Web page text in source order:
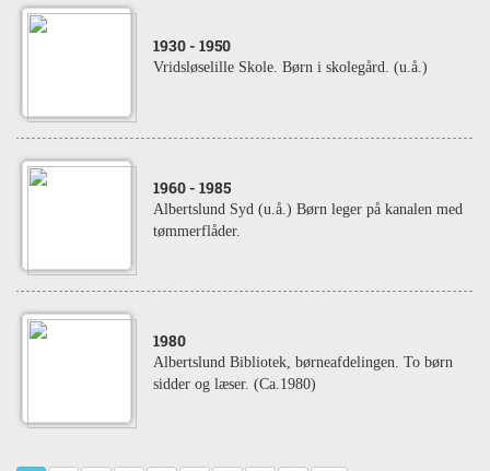
1930 - 1950
Vridsløselille Skole. Børn i skolegård. (u.å.)
1960 - 1985
Albertslund Syd (u.å.) Børn leger på kanalen med
tømmerflåder.
1980
Albertslund Bibliotek, børneafdelingen. To børn
sidder og læser. (Ca.1980)